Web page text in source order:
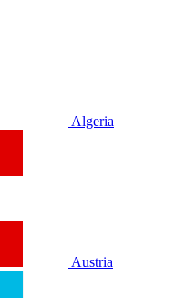
Algeria
Austria